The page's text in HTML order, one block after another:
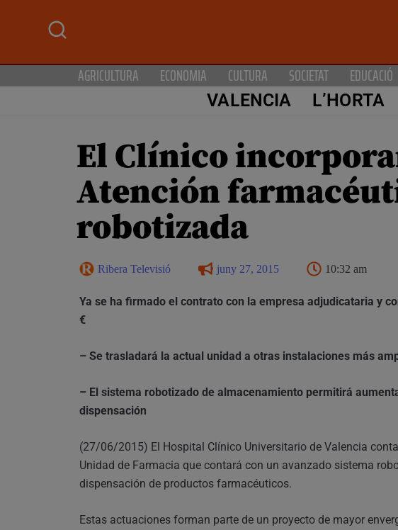
AGRICULTURA ECONOMIA CULTURA SOCIETAT EDUCACIÓ
VALENCIA L’HORTA
El Clínico
Atención
robotizada
Ribera Televisió juny 27, 2015 10:32 am
Ya se ha firmado el contrato con la empresa adjudicataria y
€
– Se trasladará la actual unidad a otras instalaciones más
– El sistema robotizado de almacenamiento permitirá
dispensación
(27/06/2015) El Hospital Clínico Universitario de Valencia
Unidad de Farmacia que contará con un avanzado sistema
dispensación de productos farmacéuticos.
Estas actuaciones forman parte de un proyecto de mayor